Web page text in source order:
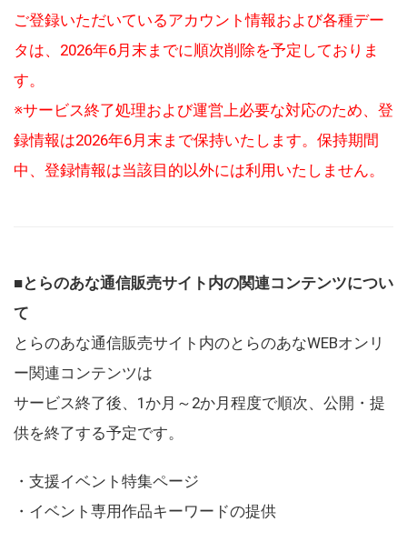
ご登録いただいているアカウント情報および各種デー
タは、2026年6月末までに順次削除を予定しておりま
す。
※サービス終了処理および運営上必要な対応のため、登
録情報は2026年6月末まで保持いたします。保持期間
中、登録情報は当該目的以外には利用いたしません。
■とらのあな通信販売サイト内の関連コンテンツについ
て
とらのあな通信販売サイト内のとらのあなWEBオンリ
ー関連コンテンツは
サービス終了後、1か月～2か月程度で順次、公開・提
供を終了する予定です。
・支援イベント特集ページ
・イベント専用作品キーワードの提供